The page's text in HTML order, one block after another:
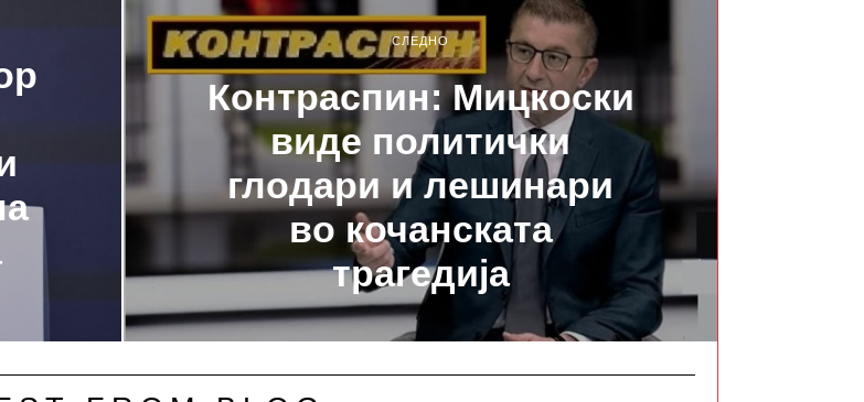
СЛЕДНО
Контраспин: Мицкоски
виде политички
глодари и лешинари
во кочанската
трагедија